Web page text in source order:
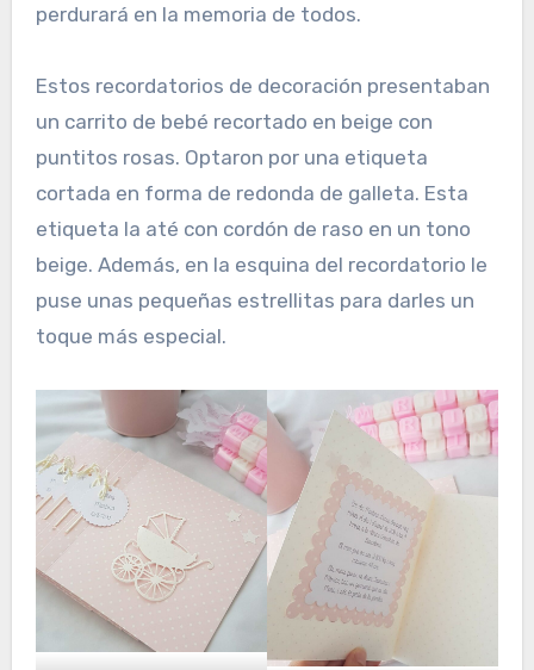
perdurará en la memoria de todos.
Estos recordatorios de decoración presentaban
un carrito de bebé recortado en beige con
puntitos rosas. Optaron por una etiqueta
cortada en forma de redonda de galleta. Esta
etiqueta la até con cordón de raso en un tono
beige. Además, en la esquina del recordatorio le
puse unas pequeñas estrellitas para darles un
toque más especial.